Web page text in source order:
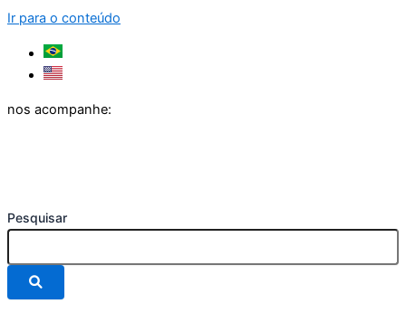
Ir para o conteúdo
nos acompanhe:
Pesquisar